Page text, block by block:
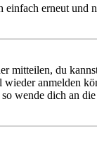
einfach erneut und
du
anmelden
wende dich an